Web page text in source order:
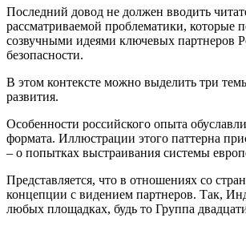
Последний довод не должен вводить
рассматриваемой проблематики, которые
созвучными идеями ключевых партнеров
безопасности.
В этом контексте можно выделить три
развития.
Особенности российского опыта
формата. Иллюстрации этого паттерна
– о попытках выстраивания системы
Представляется, что в отношениях со
концепции с видением партнеров. Так,
любых площадках, будь то Группа